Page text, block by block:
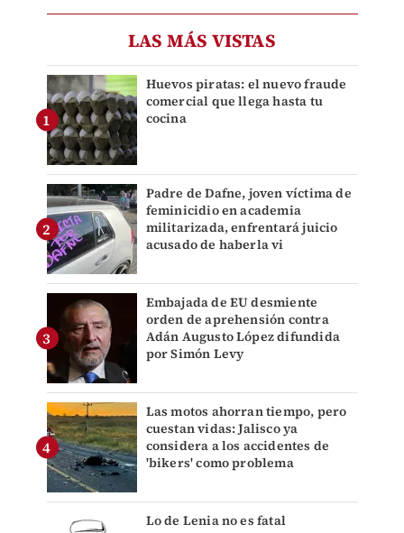
LAS MÁS VISTAS
Huevos piratas: el nuevo fraude
comercial que llega hasta tu
cocina
Padre de Dafne, joven víctima de
feminicidio en academia
militarizada, enfrentará juicio
acusado de haberla vi
Embajada de EU desmiente
orden de aprehensión contra
Adán Augusto López difundida
por Simón Levy
Las motos ahorran tiempo, pero
cuestan vidas: Jalisco ya
considera a los accidentes de
'bikers' como problema
Lo de Lenia no es fatal